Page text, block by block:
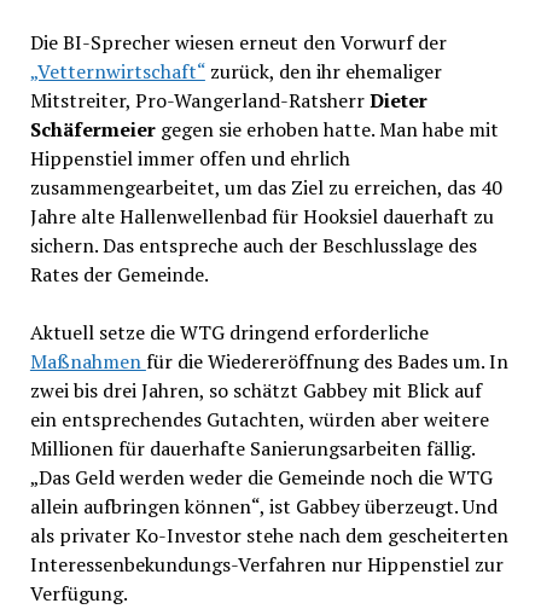
Die BI-Sprecher wiesen erneut den Vorwurf der
„Vetternwirtschaft“zurück, den ihr ehemaliger
Mitstreiter, Pro-Wangerland-RatsherrDieter
Schäfermeier gegen sie erhoben hatte. Man habe mit
Hippenstiel immer offen und ehrlich
zusammengearbeitet, um das Ziel zu erreichen, das 40
Jahre alte Hallenwellenbad für Hooksiel dauerhaft zu
sichern. Das entspreche auch der Beschlusslage des
Rates der Gemeinde.
Aktuell setze die WTG dringend erforderliche
Maßnahmenfür die Wiedereröffnung des Bades um. In
zwei bis drei Jahren, so schätzt Gabbey mit Blick auf
ein entsprechendes Gutachten, würden aber weitere
Millionen für dauerhafte Sanierungsarbeiten fällig.
„Das Geld werden weder die Gemeinde noch die WTG
allein aufbringen können“, ist Gabbey überzeugt. Und
als privater Ko-Investor stehe nach dem gescheiterten
Interessenbekundungs-Verfahren nur Hippenstiel zur
Verfügung.